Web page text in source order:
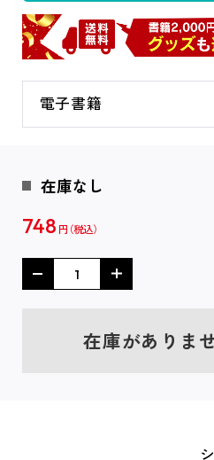
電子書籍
在庫なし
748 円
在庫がありま